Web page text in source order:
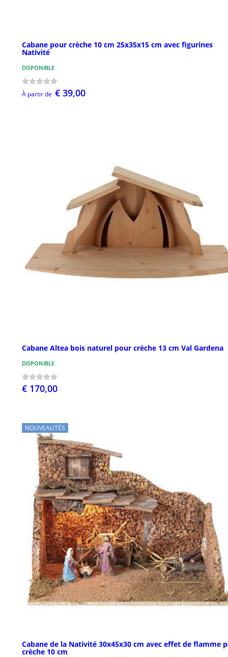
Cabane pour crèche 10 cm 25x35x15 cm avec figurines
Nativité
DISPONIBLE
À partir de € 39,00
Cabane Altea bois naturel pour crèche 13 cm Val Gardena
DISPONIBLE
€ 170,00
NOUVEAUTÉS
Cabane de la Nativité 30x45x30 cm avec effet de flamme
crèche 10 cm